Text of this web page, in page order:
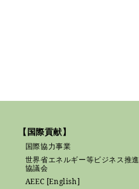
【国際貢献】
国際協力事業
世界省エネルギー等ビジネス推進
協議会
AEEC [English]